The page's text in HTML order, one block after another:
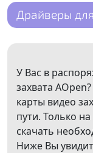
Драйверы
У Вас в
захвата
карты видео
пути. Только
скачать
Ниже Вы